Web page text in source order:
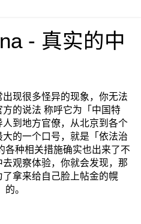
- 真实的中
现很多怪异的现象，你无法
的说法 称呼它为「中国特
到地方官僚，从北京到各个
的一个口号，就是「依法治
各种相关措施确实也出来了不
观察体验，你就会发现，那
拿来给自己脸上帖金的幌
。